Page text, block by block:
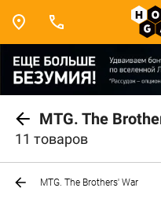
MTG. The
11 товаров
MTG. The Brothers' War